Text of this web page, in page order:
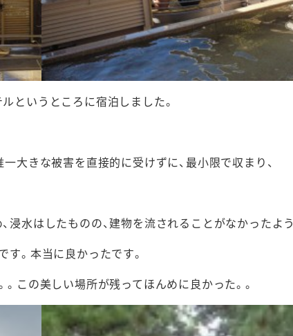
というところに宿泊しました。
大きな被害を直接的に受けずに、最小限で収まり、
浸水はしたものの、建物を流されることがなかったよ
す。本当に良かったです。
この美しい場所が残ってほんめに良かった。。